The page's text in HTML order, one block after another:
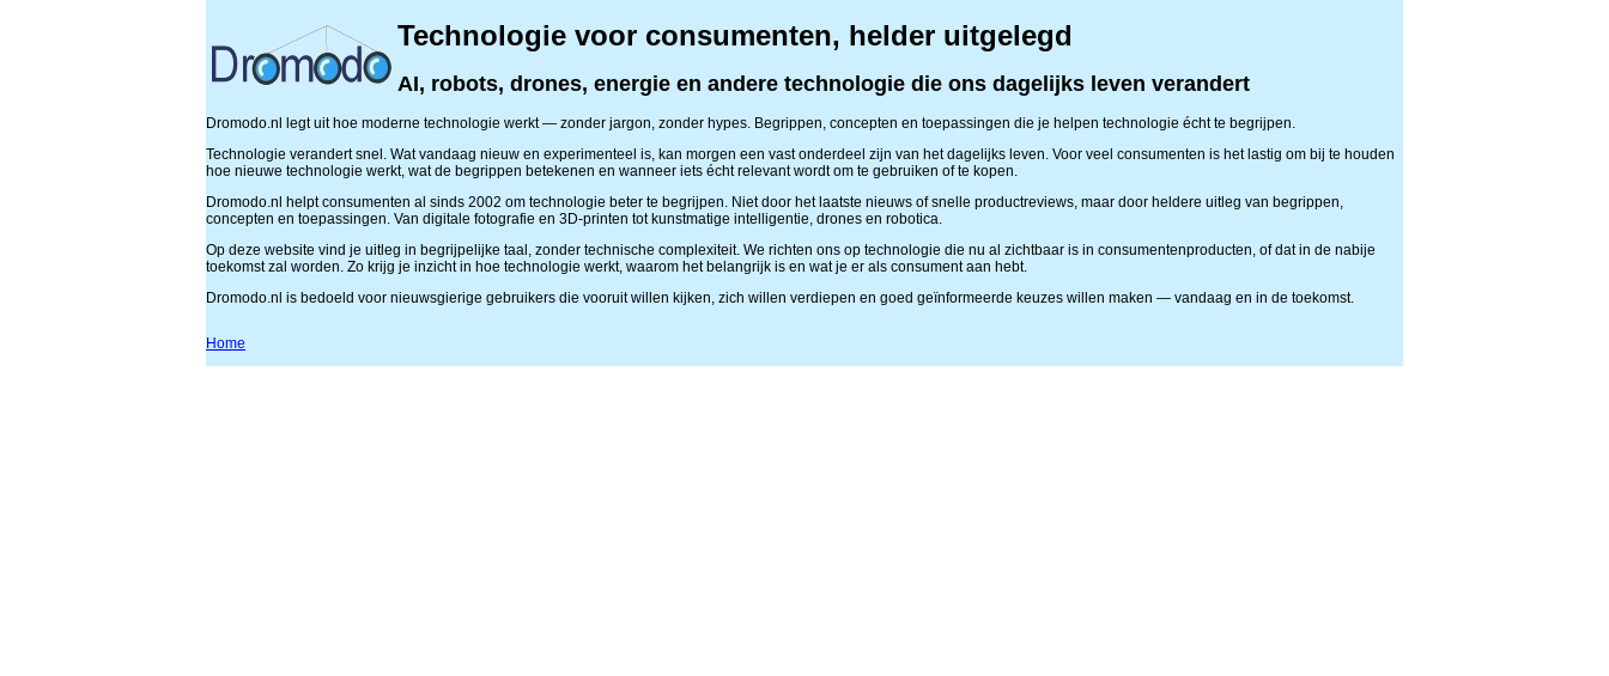
Technologie voor consumenten, helder uitgelegd
AI, robots, drones, energie en andere technologie die ons dagelijks leven verandert
Dromodo.nl legt uit hoe moderne technologie werkt — zonder jargon, zonder hypes. Begrippen, concepten en toepassingen die je helpen technologie écht te begrijpen.
Technologie verandert snel. Wat vandaag nieuw en experimenteel is, kan morgen een vast onderdeel zijn van het dagelijks leven. Voor veel consumenten is het lastig om bij te houden
hoe nieuwe technologie werkt, wat de begrippen betekenen en wanneer iets écht relevant wordt om te gebruiken of te kopen.
Dromodo.nl helpt consumenten al sinds 2002 om technologie beter te begrijpen. Niet door het laatste nieuws of snelle productreviews, maar door heldere uitleg van begrippen,
concepten en toepassingen. Van digitale fotografie en 3D-printen tot kunstmatige intelligentie, drones en robotica.
Op deze website vind je uitleg in begrijpelijke taal, zonder technische complexiteit. We richten ons op technologie die nu al zichtbaar is in consumentenproducten, of dat in de nabije
toekomst zal worden. Zo krijg je inzicht in hoe technologie werkt, waarom het belangrijk is en wat je er als consument aan hebt.
Dromodo.nl is bedoeld voor nieuwsgierige gebruikers die vooruit willen kijken, zich willen verdiepen en goed geïnformeerde keuzes willen maken — vandaag en in de toekomst.
Home